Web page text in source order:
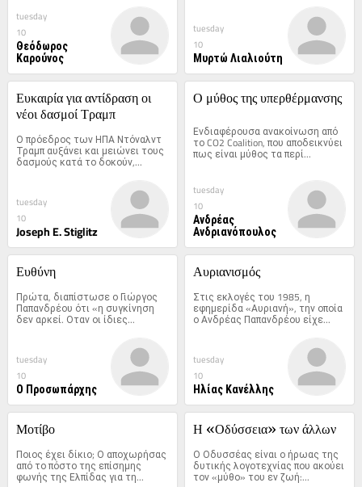
tuesday
10
Θεόδωρος
Καρούνος
tuesday
10
Μυρτώ Λιαλιούτη
Ευκαιρία για αντίδραση οι
νέοι δασμοί Τραμπ
Ο πρόεδρος των ΗΠΑ Ντόναλντ
Τραμπ αυξάνει και μειώνει τους
δασμούς κατά το δοκούν,...
tuesday
10
Joseph E. Stiglitz
Ο μύθος της υπερθέρμανσης
Ενδιαφέρουσα ανακοίνωση από
το CO2 Coalition, που αποδεικνύει
πως είναι μύθος τα περί...
tuesday
10
Ανδρέας
Ανδριανόπουλος
Ευθύνη
Πρώτα, διαπίστωσε ο Γιώργος
Παπανδρέου ότι «η συγκίνηση
δεν αρκεί. Οταν οι ίδιες...
tuesday
10
Ο Προσωπάρχης
Αυριανισμός
Στις εκλογές του 1985, η
εφημερίδα «Αυριανή», την οποία
ο Ανδρέας Παπανδρέου είχε...
tuesday
10
Ηλίας Κανέλλης
Μοτίβο
Ποιος έχει δίκιο; Ο αποχωρήσας
από το πόστο της επίσημης
φωνής της Ελπίδας για τη...
Η «Οδύσσεια» των άλλων
Ο Οδυσσέας είναι ο ήρωας της
δυτικής λογοτεχνίας που ακούει
τον «μύθο» του εν ζωή:...